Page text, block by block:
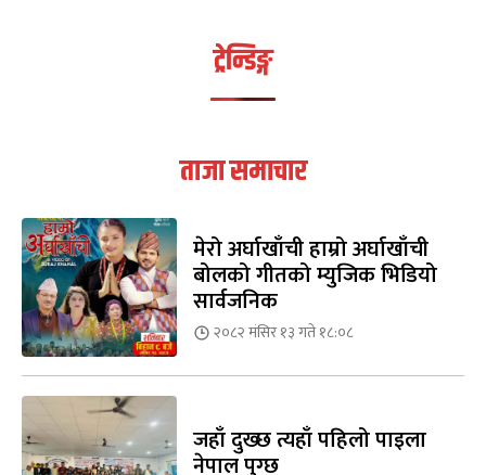
ट्रेन्डिङ्ग
ताजा समाचार
मेरो अर्घाखाँची हाम्रो अर्घाखाँची
बोलको गीतको म्युजिक भिडियो
सार्वजनिक
२०८२ मंसिर १३ गते १८:०८
जहाँ दुख्छ त्यहाँ पहिलो पाइला
नेपाल पुग्छ